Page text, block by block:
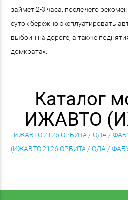
займет 2-3 часа, после чего
суток бережно эксплуатировать
выбоин на дороге, а также
домкратах.
Каталог
ИЖАВТО
ИЖАВТО 2126 ОРБИТА / ОДА /
(ИЖАВТО 2126 ОРБИТА / ОДА /